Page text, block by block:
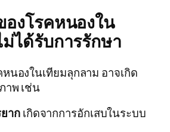
งโรคหนองใน
ได้รับการรักษา
นองในเทียมลุกลาม อาจเกิด
าพ เช่น
ากเกิดจากการอักเสบในระบบ